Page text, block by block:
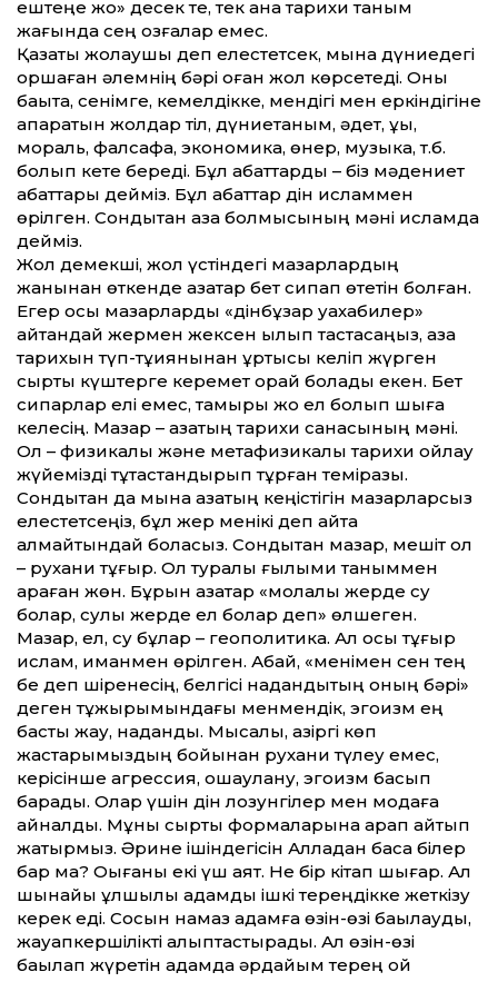
ештеңе жоқ» десек те, тек қана тарихи таным
жағында сең қозғалар емес.
Қазақты жолаушы деп елестетсек, мына дүниедегі
қоршаған әлемнің бәрі оған жол көрсетеді. Оны
бақытқа, сенімге, кемелдікке, мендігі мен еркіндігіне
апаратын жолдар тіл, дүниетаным, әдет, құқық,
мораль, фалсафа, экономика, өнер, музыка, т.б.
болып кете береді. Бұл қабаттарды – біз мәдениет
қабат­тары дейміз. Бұл қабаттар дін исламмен
өрілген. Сондықтан қазақ болмысының мәні исламда
дейміз.
Жол демекші, жол үстіндегі мазарлардың
жанынан өткенде қазақтар бет сипап өтетін болған.
Егер осы мазарларды «дінбұзар уахабилер»
айтқандай жермен жексен қылып тастасаңыз, қазақ
тарихын түп-тұқиянынан құртқысы келіп жүрген
сыртқы күштерге керемет орай болады екен. Бет
сипарлар елі емес, тамыры жоқ ел болып шыға
келесің. Мазар – қазақтың тарихи санасының мәні.
Ол – физикалық және метафизикалық тарихи ойлау
жүйемізді тұтастандырып тұрған темірқазық.
Сондықтан да мына қазақтың кеңістігін мазарларсыз
елестетсеңіз, бұл жер менікі деп айта
алмайтындай боласыз. Сондықтан мазар, мешіт ол
– рухани тұғыр. Ол туралы ғылыми таныммен
қараған жөн. Бұрын қазақтар «молалы жерде су
болар, сулы жерде ел болар деп» өлшеген.
Мазар, ел, су бұлар – геополитика. Ал осы тұғыр
ислам, иманмен өрілген. Абай, «менімен сен тең
бе деп шіренесің, белгісі надандықтың оның бәрі»
деген тұжырымындағы менмендік, эгоизм ең
басты жау, надандық. Мысалы, қазіргі көп
жастарымыздың бойынан рухани түлеу емес,
керісінше агрессия, оқшаулану, эгоизм басып
барады. Олар үшін дін лозунгілер мен модаға
айналды. Мұны сыртқы формаларына қарап айтып
жатырмыз. Әрине ішіндегісін Алладан басқа білер
бар ма? Оқығаны екі үш аят. Не бір кітап шығар. Ал
шынайы құлшылық адамды ішкі тереңдікке жеткізу
керек еді. Сосын намаз адамға өзін-өзі бақылауды,
жауапкершілікті қалыптастырады. Ал өзін-өзі
бақылап жүретін адамда әрдайым терең ой